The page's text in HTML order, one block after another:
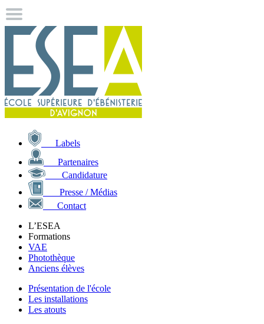
Labels
Partenaires
Candidature
Presse / Médias
Contact
L’ESEA
Formations
VAE
Photothèque
Anciens élèves
Présentation de l'école
Les installations
Les atouts